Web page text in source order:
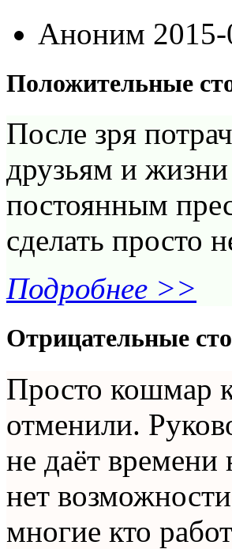
Аноним
Положительные
После зря
друзьям и
постоянным
сделать просто
Подробнее >>
Отрицательные
Просто кошмар
отменили.
не даёт
нет
многие кто